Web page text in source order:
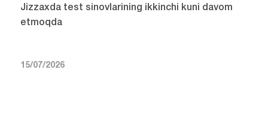
Jizzaxda test sinovlarining ikkinchi kuni davom
etmoqda
15/07/2026